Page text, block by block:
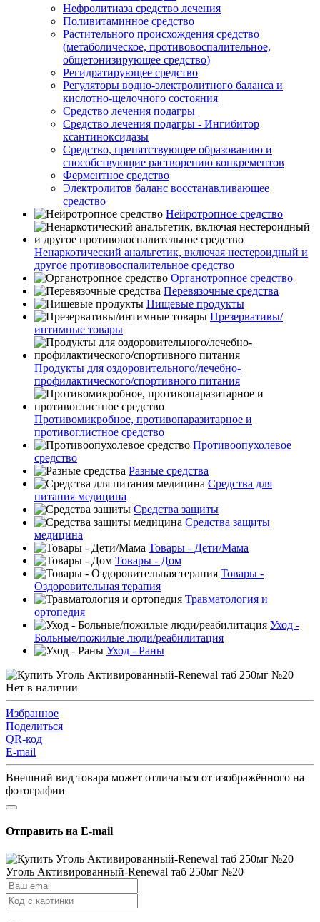
Нефролитиаза средство лечения
Поливитаминное средство
Растительного происхождения средство
(метаболическое, противовоспалительное,
общетонизирующее средство)
Регидратирующее средство
Регуляторы водно-электролитного баланса и
кислотно-щелочного состояния
Средство лечения подагры
Средство лечения подагры - Ингибитор
ксантиноксидазы
Средство, препятствующее образованию и
способствующие растворению конкрементов
Ферментное средство
Электролитов баланс восстанавливающее
средство
Нейротропное средство
Ненаркотический анальгетик, включая нестероидный и
другое противовоспалительное средство
Органотропное средство
Перевязочные средства
Пищевые продукты
Презервативы/
интимные товары
Продукты для оздоровительного/лечебно-
профилактического/спортивного питания
Противомикробное, противопаразитарное и
противоглистное средство
Противоопухолевое
средство
Разные средства
Средства для
питания медицина
Средства защиты
Средства защиты
медицина
Товары - Дети/Мама
Товары - Дом
Товары -
Оздоровительная терапия
Травматология и
ортопедия
Уход -
Больные/пожилые люди/реабилитация
Уход - Раны
Нет в наличии
Избранное
Поделиться
QR-код
E-mail
Внешний вид товара может отличаться от изображённого на
фотографии
Отправить на E-mail
Уголь Активированный-Renewal таб 250мг №20